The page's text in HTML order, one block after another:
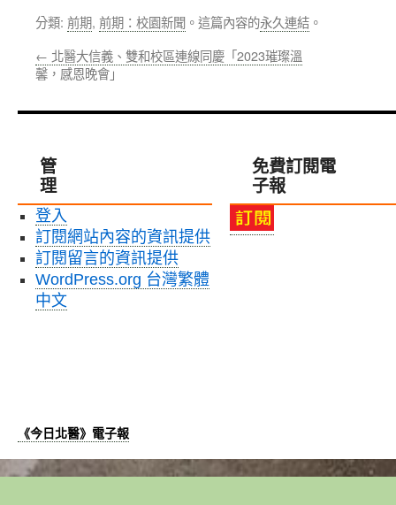
分類: 前期, 前期：校園新聞 。這篇內容的永久連結 。
← 北醫大信義、雙和校區連線同慶「2023璀璨溫
馨，感恩晚會」
管
理
登入
訂閱網站內容的資訊提供
訂閱留言的資訊提供
WordPress.org 台灣繁體
中文
免費訂閱電
子報
《今日北醫》電子報